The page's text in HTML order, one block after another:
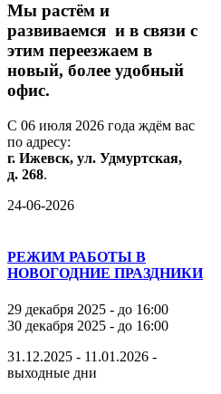
Мы растём и
развиваемся и в связи с
этим переезжаем в
новый, более удобный
офис.
С 06 июля 2026 года ждём вас
по адресу:
г. Ижевск, ул. Удмуртская,
д. 268.
24-06-2026
РЕЖИМ РАБОТЫ В
НОВОГОДНИЕ ПРАЗДНИКИ
29 декабря 2025 - до 16:00
30 декабря 2025 - до 16:00
31.12.2025 - 11.01.2026 -
выходные дни